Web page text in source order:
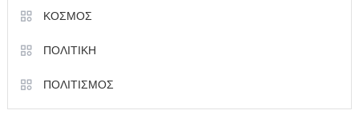
ΚΟΣΜΟΣ
ΠΟΛΙΤΙΚΗ
ΠΟΛΙΤΙΣΜΟΣ